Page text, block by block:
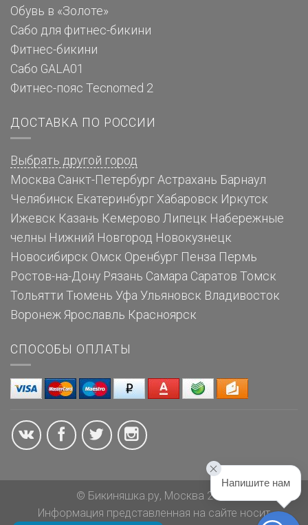
Обувь в «Золоте»
Сабо для фитнес-бикини
Фитнес-бикини
Сабо GALA01
Фитнес-пояс Tecnomed 2
ДОСТАВКА ПО РОССИИ
Выбрать другой город
Москва Санкт-Петербург Астрахань Барнаул
Челябинск Екатеринбург Хабаровск Иркутск
Ижевск Казань Кемерово Липецк Набережные
челны Нижний Новгород Новокузнецк
Новосибирск Омск Оренбург Пенза Пермь
Ростов-на-Дону Рязань Самара Саратов Томск
Тольятти Тюмень Уфа Ульяновск Владивосток
Воронеж Ярославль Красноярск
СПОСОБЫ ОПЛАТЫ
© Бикиняшка.ру, Москва 2026
Информация представленная на сайте носит
Напишите нам